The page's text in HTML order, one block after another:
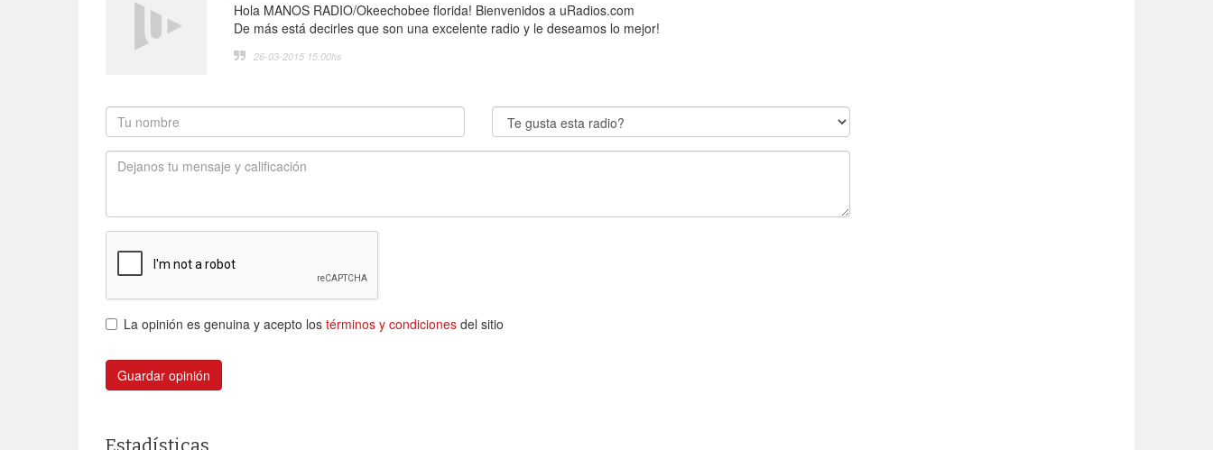
Hola MANOS RADIO/Okeechobee florida! Bienvenidos a uRadios.com
De más está decirles que son una excelente radio y le deseamos lo mejor!
26-03-2015 15:00hs
La opinión es genuina y acepto los términos y condiciones del sitio
Guardar opinión